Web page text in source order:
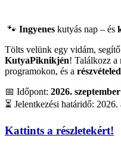
🐾 Ingyenes kutyás nap – és
Tölts velünk egy vidám,
KutyaPiknikjén! Találkozz a
programokon, és a
📅 Időpont: 2026.
⏳ Jelentkezési határidő: 2026.
Kattints a részletekért!